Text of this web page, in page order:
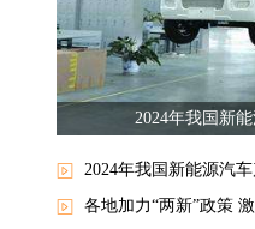
2024年我国新
2024年我国新能源汽
各地加力“两新”政策